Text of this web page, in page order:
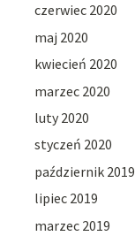
czerwiec 2020
maj 2020
kwiecień 2020
marzec 2020
luty 2020
styczeń 2020
październik 2019
lipiec 2019
marzec 2019